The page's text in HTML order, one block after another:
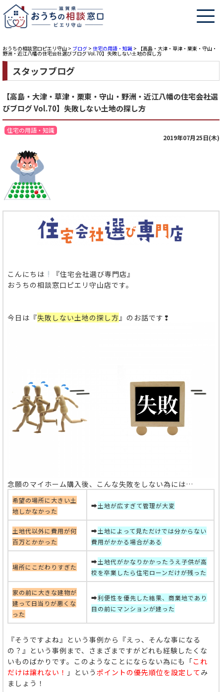
おうちの相談窓口ピエリ守山 > ブログ > 住宅の用語・知識 > 【高島・大津・草津・栗東・守山・
野洲・近江八幡の住宅会社選びブログ Vol.70】失敗しない土地の探し方
スタッフブログ
【高島・大津・草津・栗東・守山・野洲・近江八幡の住宅会社選
びブログ Vol.70】失敗しない土地の探し方
住宅の用語・知識
2019年07月25日(木)
こんにちは
『住宅会社選び専門店』
おうちの相談窓口ピエリ守山店です。
今日は『失敗しない土地の探し方』のお話です❢
念願のマイホーム購入後、こんな失敗をしない為には…
希望の場所に大きい土
地しかなかった
➡土地が広すぎて管理が大変
土地代以外に費用が何
百万とかかった
➡土地によって見ただけでは分からない
費用がかかる場合がある
場所にこだわりすぎた
➡土地代がかなりかかったうえ子供が高
校を卒業したら住宅ローンだけが残った
家の前に大きな建物が
建って日当りが悪くな
った
➡利便性を優先した結果、商業地であり
目の前にマンションが建った
『そうですよね』という事例から『えっ、そんな事になる
の？』という事例まで、さまざまですがどれも経験したくな
いものばかりです。このようなことにならない為にも「これ
だけは譲れない！ 」という ポイント の優先順位を設定して み
ましょう！